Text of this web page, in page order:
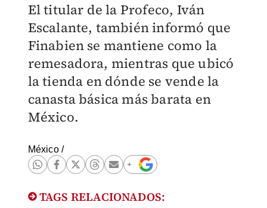
El titular de la Profeco, Iván
Escalante, también informó que
Finabien se mantiene como la
remesadora, mientras que ubicó
la tienda en dónde se vende la
canasta básica más barata en
México.
México/
TAGS RELACIONADOS: